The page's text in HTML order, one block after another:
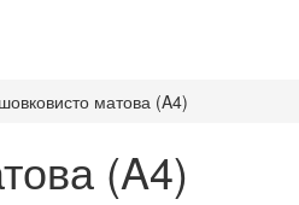
матова (A4)
(A4)